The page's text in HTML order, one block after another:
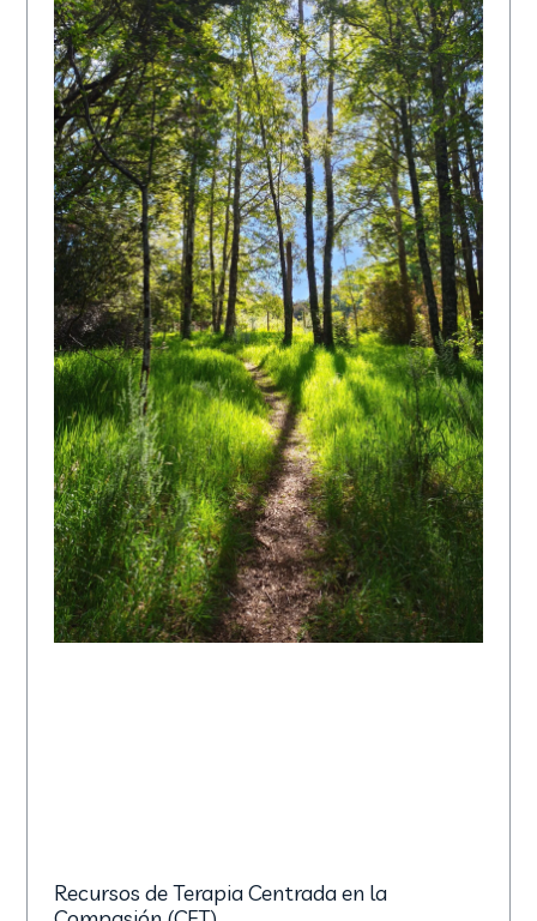
Recursos de Terapia Centrada en la